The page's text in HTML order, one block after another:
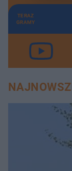
TERAZ
GRAMY